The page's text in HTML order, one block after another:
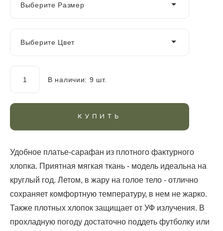
Выберите Размер
Выберите Цвет
В наличии: 9 шт.
КУПИТЬ
Удобное платье-сарафан из плотного фактурного
хлопка. Приятная мягкая ткань - модель идеальна на
круглый год. Летом, в жару на голое тело - отлично
сохраняет комфортную температуру, в нем не жарко.
Также плотных хлопок защищает от УФ излучения. В
прохладную погоду достаточно поддеть футболку или